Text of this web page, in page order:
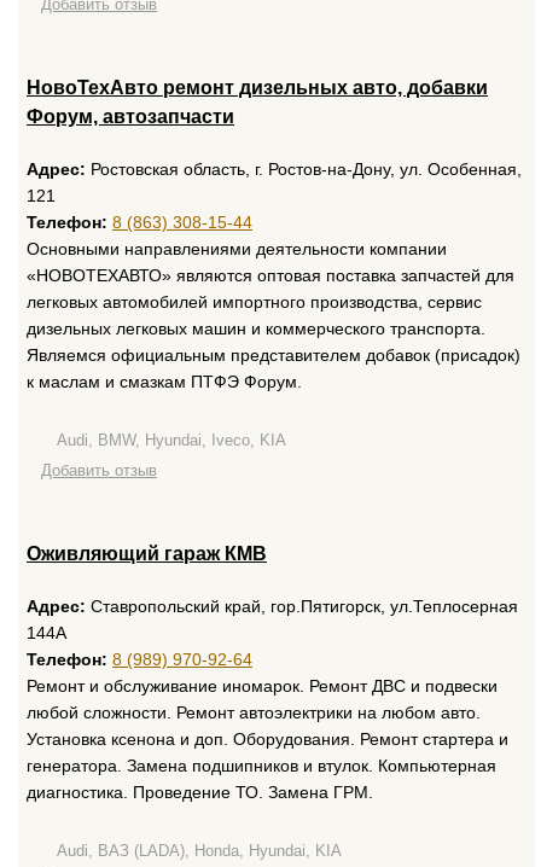
Добавить отзыв
НовоТехАвто ремонт дизельных авто, добавки
Форум, автозапчасти
Адрес: Ростовская область, г. Ростов-на-Дону, ул. Особенная,
121
Телефон: 8 (863) 308-15-44
Основными направлениями деятельности компании
«НОВОТЕХАВТО» являются оптовая поставка запчастей для
легковых автомобилей импортного производства, сервис
дизельных легковых машин и коммерческого транспорта.
Являемся официальным представителем добавок (присадок)
к маслам и смазкам ПТФЭ Форум.
Audi, BMW, Hyundai, Iveco, KIA
Добавить отзыв
Оживляющий гараж КМВ
Адрес: Ставропольский край, гор.Пятигорск, ул.Теплосерная
144А
Телефон: 8 (989) 970-92-64
Ремонт и обслуживание иномарок. Ремонт ДВС и подвески
любой сложности. Ремонт автоэлектрики на любом авто.
Установка ксенона и доп. Оборудования. Ремонт стартера и
генератора. Замена подшипников и втулок. Компьютерная
диагностика. Проведение ТО. Замена ГРМ.
Audi, ВАЗ (LADA), Honda, Hyundai, KIA